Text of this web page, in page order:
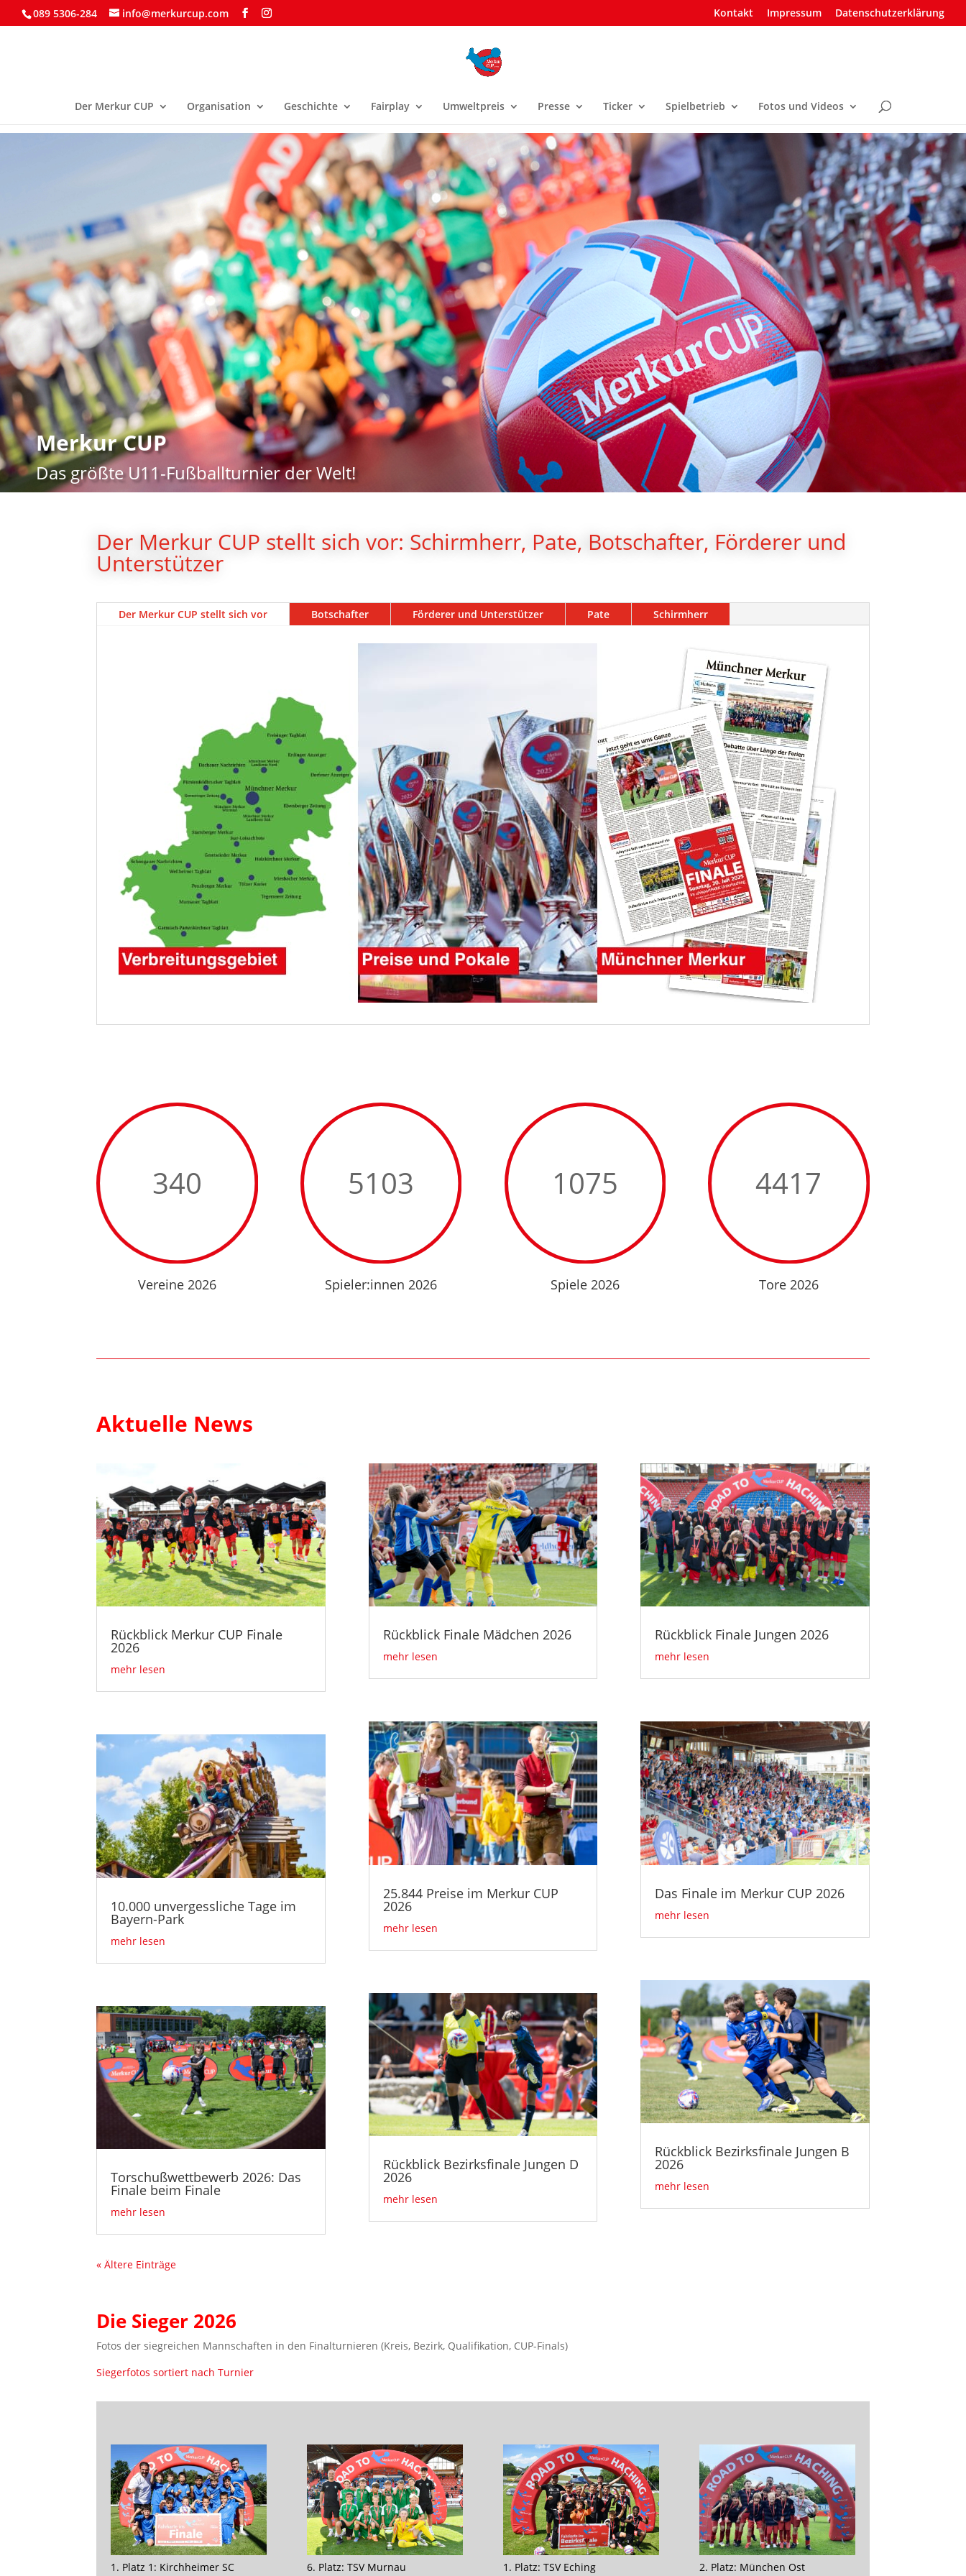
089 5306-284 info@merkurcup.com Kontakt Impressum Datenschutzerklärung
Der Merkur CUP Organisation Geschichte Fairplay Umweltpreis Presse Ticker Spielbetrieb Fotos und Videos
Merkur CUP
Das größte U11-Fußballturnier der Welt!
Der Merkur CUP stellt sich vor: Schirmherr, Pate, Botschafter, Förderer und
Unterstützer
Der Merkur CUP stellt sich vor Botschafter Förderer und Unterstützer Pate Schirmherr
340
Vereine 2026
5103
Spieler:innen 2026
1075
Spiele 2026
4417
Tore 2026
Aktuelle News
Rückblick Merkur CUP Finale
2026
mehr lesen
10.000 unvergessliche Tage im
Bayern-Park
mehr lesen
Torschußwettbewerb 2026: Das
Finale beim Finale
mehr lesen
Rückblick Finale Mädchen 2026
mehr lesen
25.844 Preise im Merkur CUP
2026
mehr lesen
Rückblick Bezirksfinale Jungen D
2026
mehr lesen
Rückblick Finale Jungen 2026
mehr lesen
Das Finale im Merkur CUP 2026
mehr lesen
Rückblick Bezirksfinale Jungen B
2026
mehr lesen
« Ältere Einträge
Die Sieger 2026
Fotos der siegreichen Mannschaften in den Finalturnieren (Kreis, Bezirk, Qualifikation, CUP-Finals)
Siegerfotos sortiert nach Turnier
1. Platz 1: Kirchheimer SC 6. Platz: TSV Murnau 1. Platz: TSV Eching 2. Platz: München Ost